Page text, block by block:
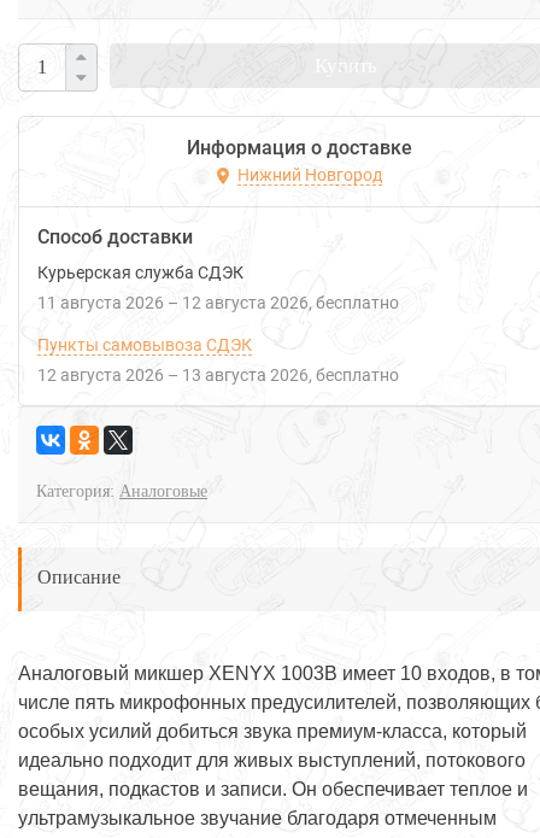
Купить
Информация о доставке
Нижний Новгород
Способ доставки
Курьерская служба СДЭК
11 августа 2026 – 12 августа 2026 Бесплатно
Пункты самовывоза СДЭК
12 августа 2026 – 13 августа 2026 Бесплатно
Категория: Аналоговые
Описание
Аналоговый микшер XENYX 1003B имеет 10 входов, в
числе пять микрофонных предусилителей, позволяющих
особых усилий добиться звука премиум-класса, который
идеально подходит для живых выступлений, потокового
вещания, подкастов и записи. Он обеспечивает теплое и
ультрамузыкальное звучание благодаря отмеченным